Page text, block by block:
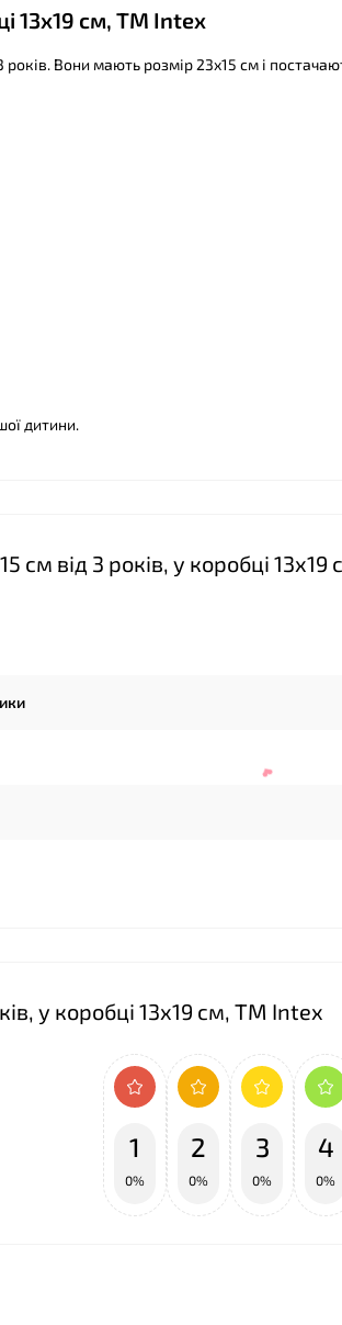
13х19 см, ТМ Іntex
Вони мають розмір 23х15 см і
дитини.
см від 3 років, у коробці
у коробці 13х19 см, ТМ Іntex
1
0%
2
0%
3
0%
4
0%